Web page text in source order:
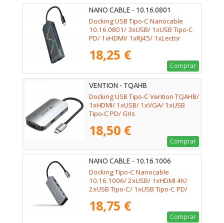
NANO CABLE - 10.16.0801
Docking USB Tipo-C Nanocable
10.16.0801/ 3xUSB/ 1xUSB Tipo-C
PD/ 1xHDMI/ 1xRJ45/ 1xLector
18,25 €
Comprar
VENTION - TQAHB
Docking USB Tipo-C Vention TQAHB/
1xHDMI/ 1xUSB/ 1xVGA/ 1xUSB
Tipo-C PD/ Gris
18,50 €
Comprar
NANO CABLE - 10.16.1006
Docking Tipo-C Nanocable
10.16.1006/ 2xUSB/ 1xHDMI 4K/
2xUSB Tipo-C/ 1xUSB Tipo-C PD/
18,75 €
Comprar